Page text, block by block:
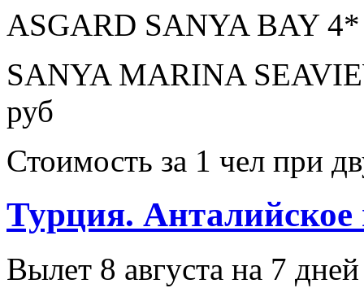
ASGARD SANYA BAY 4*
SANYA MARINA
руб
Стоимость за 1 чел при
Турция. Анталийское
Вылет 8 августа на 7 дней